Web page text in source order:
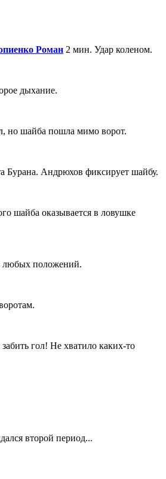
Роман 2 мин. Удар коленом.
дыхание.
но шайба пошла мимо ворот.
Бурана. Андрюхов фиксирует шайбу.
шайба оказывается в ловушке
любых положений.
гол! Не хватило каких-то
второй период...